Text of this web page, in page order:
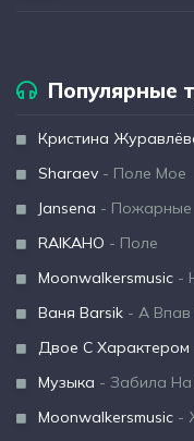
Популярные
Кристина
Sharaev - Поле Мое
Jansena - Пожарные
RAIKAHO - Поле
Moonwalkersmusic -
Ваня Barsik - А Впав
Двое С Характером
Музыка - Забила На
Moonwalkersmusic -